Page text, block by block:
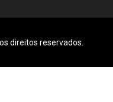
direitos reservados.